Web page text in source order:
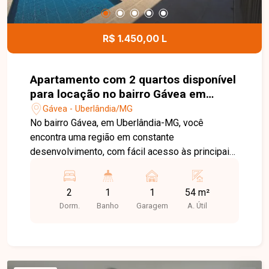
esta excelente oportunidade comercial.
R$ 1.450,00 L
Apartamento com 2 quartos disponível
para locação no bairro Gávea em
Uberlândia-MG
Gávea - Uberlândia/MG
No bairro Gávea, em Uberlândia-MG, você
encontra uma região em constante
desenvolvimento, com fácil acesso às principais
supermercados, escolas, farmácias e diversos
comércios, proporcionando praticidade e
qualidade de vida. Apartamento disponível para
2
Dorm.
1
Banho
1
Garagem
54 m²
A. Útil